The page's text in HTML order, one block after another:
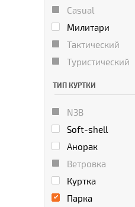
Casual
Милитари
Тактический
Туристический
ТИП КУРТКИ
N3B
Soft-shell
Анорак
Ветровка
Куртка
Парка